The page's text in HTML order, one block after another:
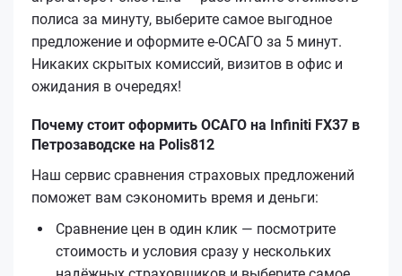
полиса за минуту, выберите самое выгодное
предложение и оформите е‑ОСАГО за 5 минут.
Никаких скрытых комиссий, визитов в офис и
ожидания в очередях!
Почему стоит оформить ОСАГО на Infiniti FX37 в
Петрозаводске на Polis812
Наш сервис сравнения страховых предложений
поможет вам сэкономить время и деньги:
Сравнение цен в один клик — посмотрите
стоимость и условия сразу у нескольких